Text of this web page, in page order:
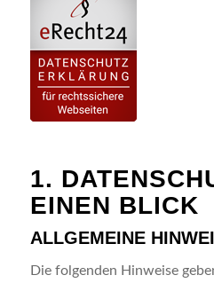
1.
EINEN BLICK
ALLGEMEINE
Die folgenden Hinweise